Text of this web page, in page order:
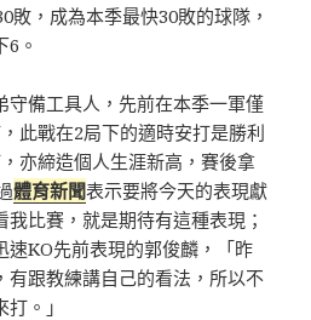
敗，成為本季最快30敗的球隊，
6。
守備工具人，先前在本季一軍僅
此戰在2局下的適時安打是勝利
亦締造個人生涯新高，賽後拿
體育新聞表示要將今天的表現獻
比賽，就是期待有這種表現；
速KO先前表現的郭俊麟，「昨
有跟教練講自己的看法，所以不
。」